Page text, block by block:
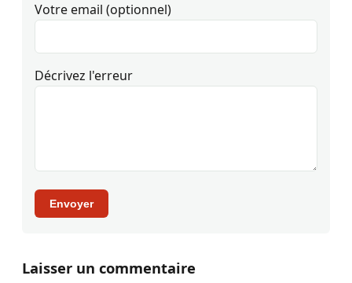
Votre email (optionnel)
Décrivez l'erreur
Envoyer
Laisser un commentaire